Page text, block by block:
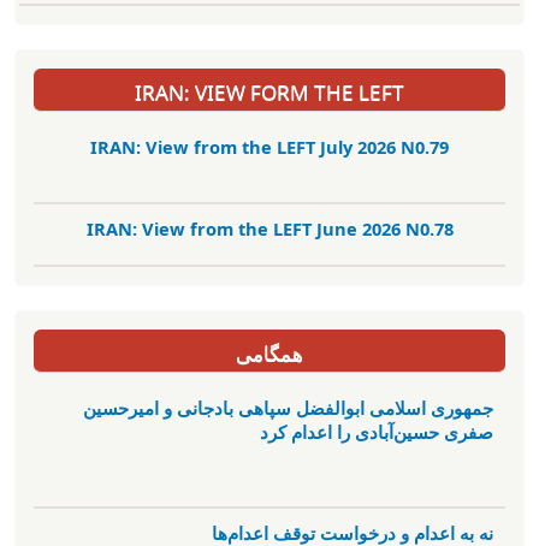
IRAN: VIEW FORM THE LEFT
IRAN: View from the LEFT July 2026 N0.79
IRAN: View from the LEFT June 2026 N0.78
همگامی
جمهوری اسلامی ابوالفضل سپاهی بادجانی و امیرحسین
صفری حسین‌آبادی را اعدام کرد
نه به اعدام و درخواست توقف اعدام‌ها